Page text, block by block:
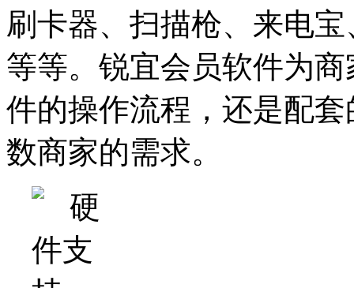
刷卡器、扫描枪、来电
等等。锐宜会员软件为
件的操作流程，还是配
数商家的需求。